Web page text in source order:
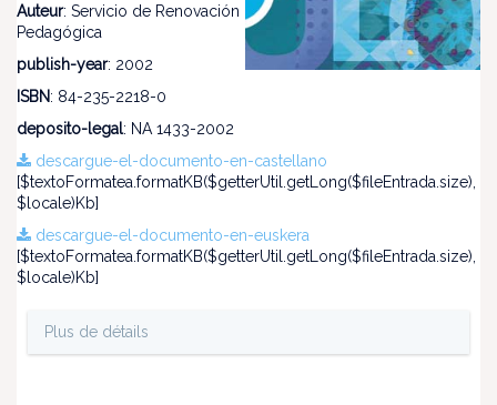
Auteur: Servicio de Renovación
Pedagógica
publish-year: 2002
ISBN: 84-235-2218-0
deposito-legal: NA 1433-2002
descargue-el-documento-en-castellano
[$textoFormatea.formatKB($getterUtil.getLong($fileEntrada.size),
$locale)Kb]
descargue-el-documento-en-euskera
[$textoFormatea.formatKB($getterUtil.getLong($fileEntrada.size),
$locale)Kb]
Plus de détails